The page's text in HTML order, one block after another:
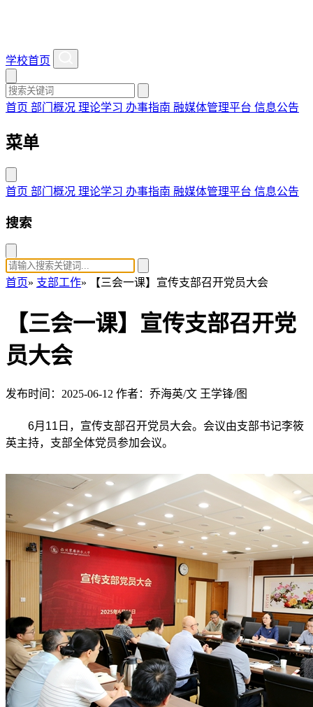
学校首页
首页 部门概况 理论学习 办事指南 融媒体管理平台 信息公告
菜单
首页 部门概况 理论学习 办事指南 融媒体管理平台 信息公告
搜索
首页» 支部工作» 【三会一课】宣传支部召开党员大会
【三会一课】宣传支部召开党
员大会
发布时间：2025-06-12 作者：乔海英/文 王学锋/图
6月11日，宣传支部召开党员大会。会议由支部书记李筱
英主持，支部全体党员参加会议。